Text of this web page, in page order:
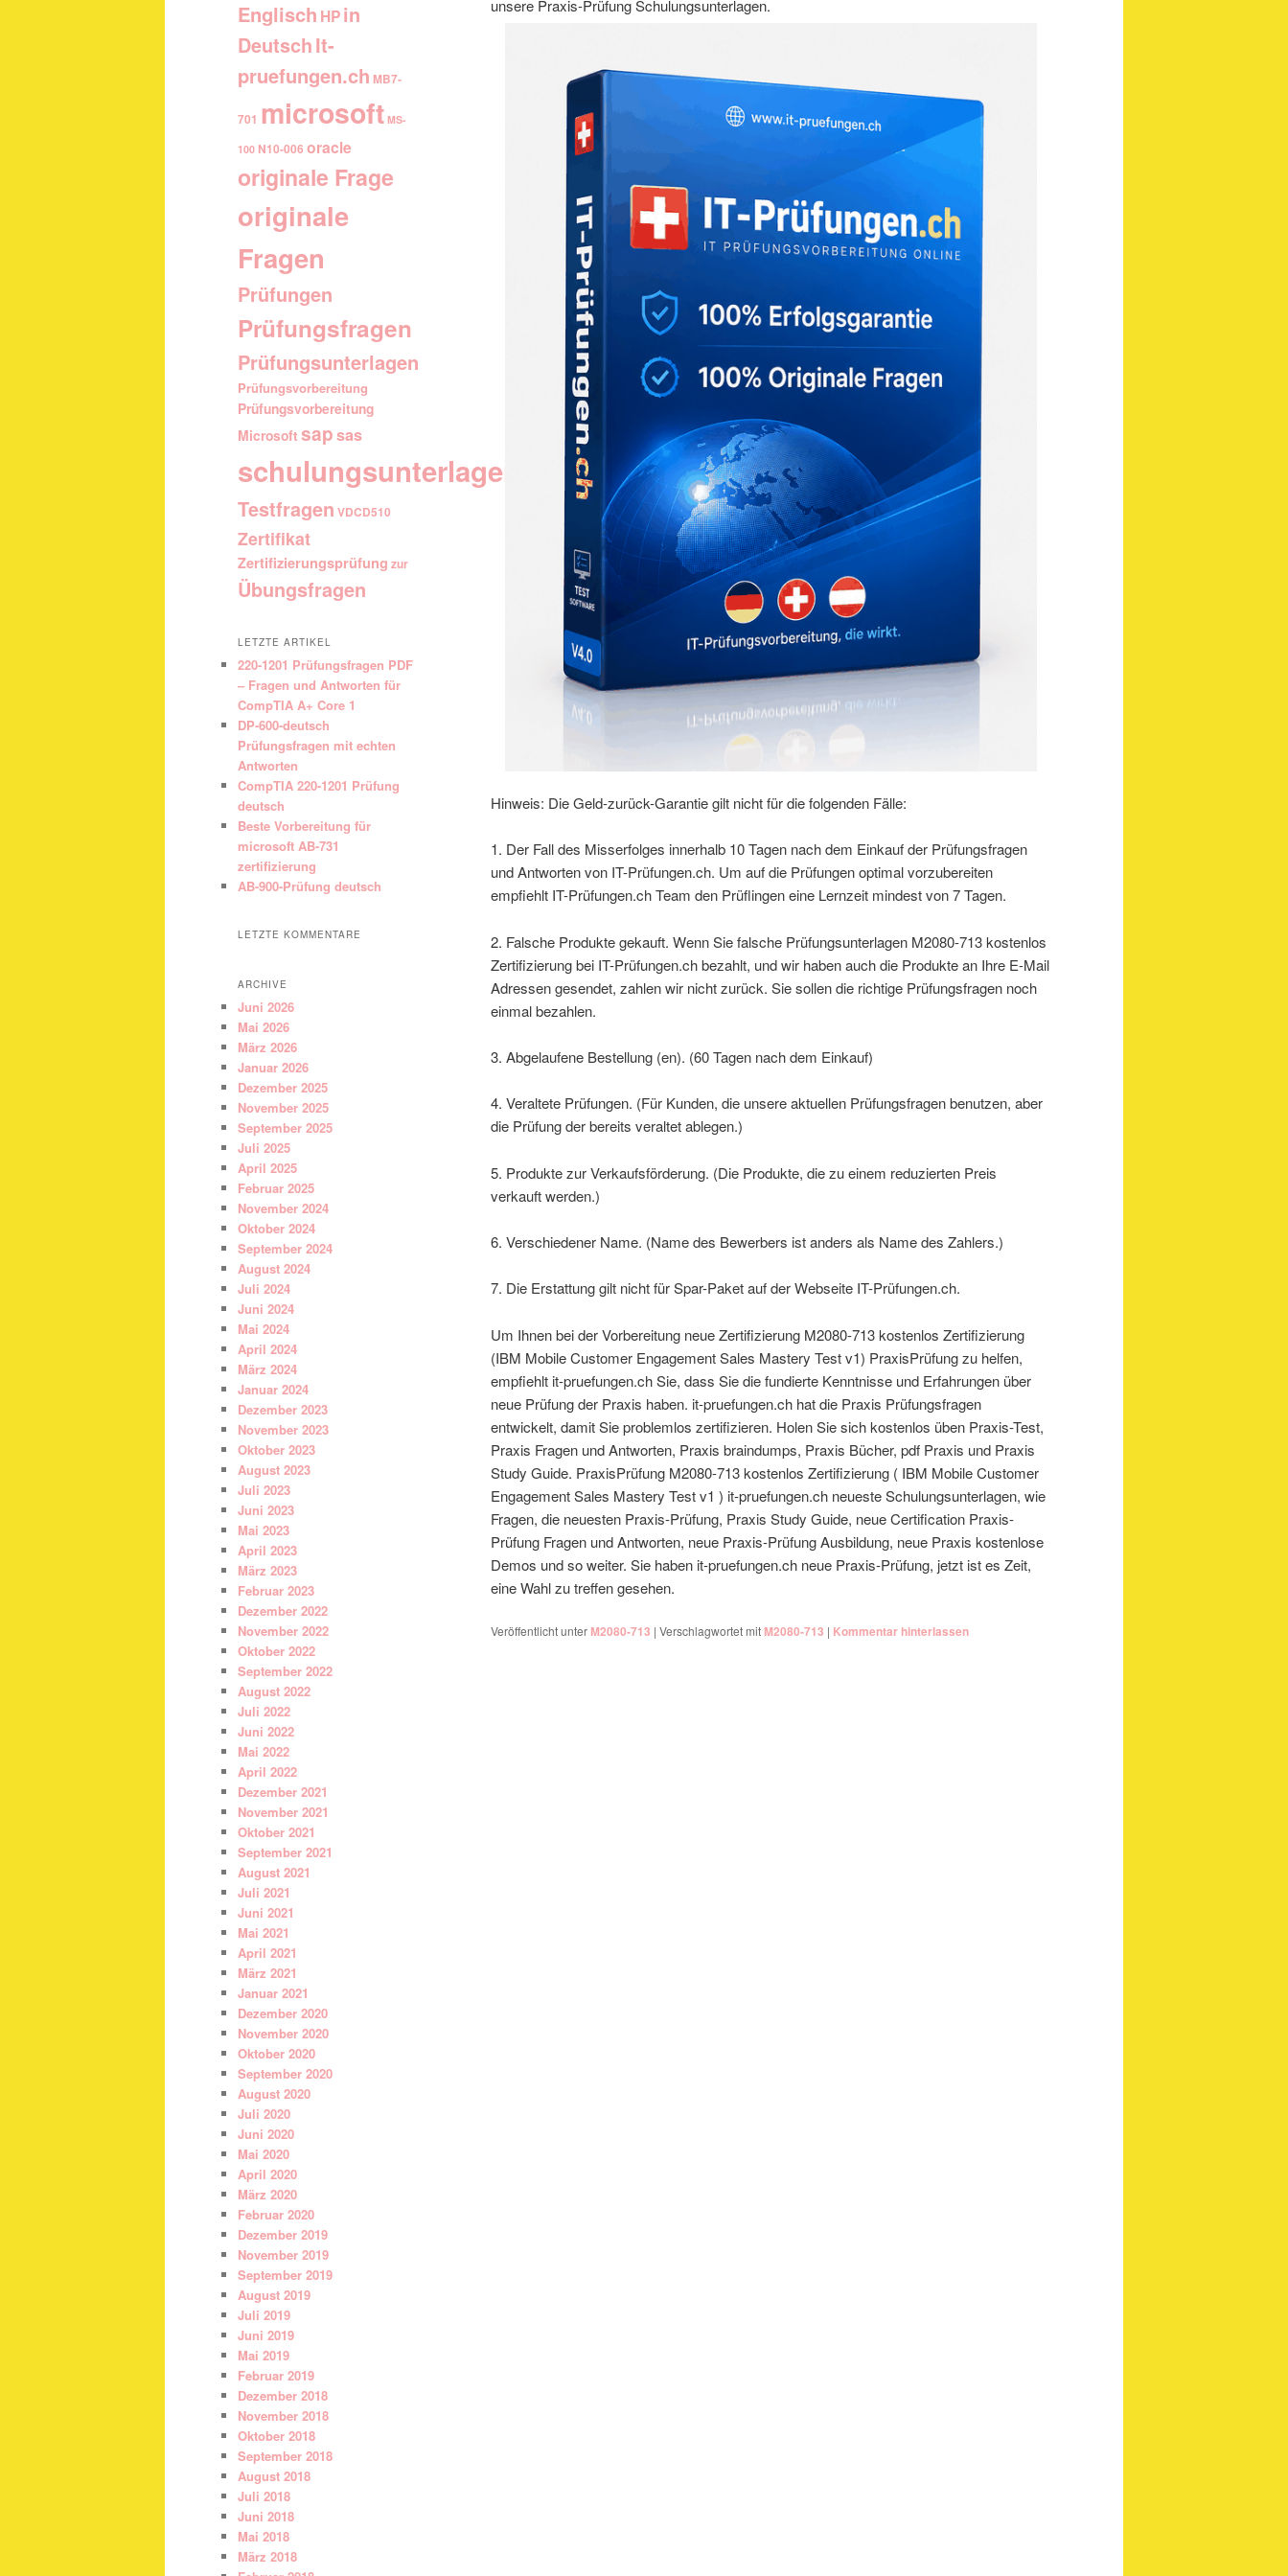
unsere Praxis-Prüfung Schulungsunterlagen.
Hinweis: Die Geld-zurück-Garantie gilt nicht für die folgenden Fälle:
1. Der Fall des Misserfolges innerhalb 10 Tagen nach dem Einkauf der Prüfungsfragen
und Antworten von IT-Prüfungen.ch. Um auf die Prüfungen optimal vorzubereiten
empfiehlt IT-Prüfungen.ch Team den Prüflingen eine Lernzeit mindest von 7 Tagen.
2. Falsche Produkte gekauft. Wenn Sie falsche Prüfungsunterlagen M2080-713 kostenlos
Zertifizierung bei IT-Prüfungen.ch bezahlt, und wir haben auch die Produkte an Ihre E-Mail
Adressen gesendet, zahlen wir nicht zurück. Sie sollen die richtige Prüfungsfragen noch
einmal bezahlen.
3. Abgelaufene Bestellung (en). (60 Tagen nach dem Einkauf)
4. Veraltete Prüfungen. (Für Kunden, die unsere aktuellen Prüfungsfragen benutzen, aber
die Prüfung der bereits veraltet ablegen.)
5. Produkte zur Verkaufsförderung. (Die Produkte, die zu einem reduzierten Preis
verkauft werden.)
6. Verschiedener Name. (Name des Bewerbers ist anders als Name des Zahlers.)
7. Die Erstattung gilt nicht für Spar-Paket auf der Webseite IT-Prüfungen.ch.
Um Ihnen bei der Vorbereitung neue Zertifizierung M2080-713 kostenlos Zertifizierung
(IBM Mobile Customer Engagement Sales Mastery Test v1) PraxisPrüfung zu helfen,
empfiehlt it-pruefungen.ch Sie, dass Sie die fundierte Kenntnisse und Erfahrungen über
neue Prüfung der Praxis haben. it-pruefungen.ch hat die Praxis Prüfungsfragen
entwickelt, damit Sie problemlos zertifizieren. Holen Sie sich kostenlos üben Praxis-Test,
Praxis Fragen und Antworten, Praxis braindumps, Praxis Bücher, pdf Praxis und Praxis
Study Guide. PraxisPrüfung M2080-713 kostenlos Zertifizierung ( IBM Mobile Customer
Engagement Sales Mastery Test v1 ) it-pruefungen.ch neueste Schulungsunterlagen, wie
Fragen, die neuesten Praxis-Prüfung, Praxis Study Guide, neue Certification Praxis-
Prüfung Fragen und Antworten, neue Praxis-Prüfung Ausbildung, neue Praxis kostenlose
Demos und so weiter. Sie haben it-pruefungen.ch neue Praxis-Prüfung, jetzt ist es Zeit,
eine Wahl zu treffen gesehen.
Veröffentlicht unter M2080-713 | Verschlagwortet mit M2080-713 | Kommentar hinterlassen
Englisch HPin
DeutschIt-
pruefungen.ch MB7-
701 microsoft MS-
100 N10-006 oracle
originale Frage
originale
Fragen
Prüfungen
Prüfungsfragen
Prüfungsunterlagen
Prüfungsvorbereitung
Prüfungsvorbereitung
Microsoft sapsas
schulungsunterlagen
Testfragen VDCD510
Zertifikat
Zertifizierungsprüfung zur
Übungsfragen
LETZTE ARTIKEL
220-1201 Prüfungsfragen PDF
– Fragen und Antworten für
CompTIA A+ Core 1
DP-600-deutsch
Prüfungsfragen mit echten
Antworten
CompTIA 220-1201 Prüfung
deutsch
Beste Vorbereitung für
microsoft AB-731
zertifizierung
AB-900-Prüfung deutsch
LETZTE KOMMENTARE
ARCHIVE
Juni 2026
Mai 2026
März 2026
Januar 2026
Dezember 2025
November 2025
September 2025
Juli 2025
April 2025
Februar 2025
November 2024
Oktober 2024
September 2024
August 2024
Juli 2024
Juni 2024
Mai 2024
April 2024
März 2024
Januar 2024
Dezember 2023
November 2023
Oktober 2023
August 2023
Juli 2023
Juni 2023
Mai 2023
April 2023
März 2023
Februar 2023
Dezember 2022
November 2022
Oktober 2022
September 2022
August 2022
Juli 2022
Juni 2022
Mai 2022
April 2022
Dezember 2021
November 2021
Oktober 2021
September 2021
August 2021
Juli 2021
Juni 2021
Mai 2021
April 2021
März 2021
Januar 2021
Dezember 2020
November 2020
Oktober 2020
September 2020
August 2020
Juli 2020
Juni 2020
Mai 2020
April 2020
März 2020
Februar 2020
Dezember 2019
November 2019
September 2019
August 2019
Juli 2019
Juni 2019
Mai 2019
Februar 2019
Dezember 2018
November 2018
Oktober 2018
September 2018
August 2018
Juli 2018
Juni 2018
Mai 2018
März 2018